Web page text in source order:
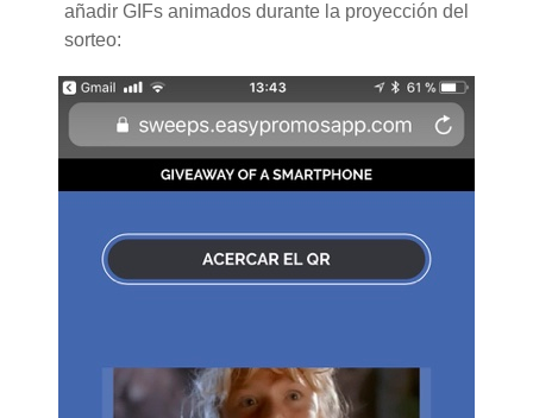
añadir GIFs animados durante la proyección del
sorteo: